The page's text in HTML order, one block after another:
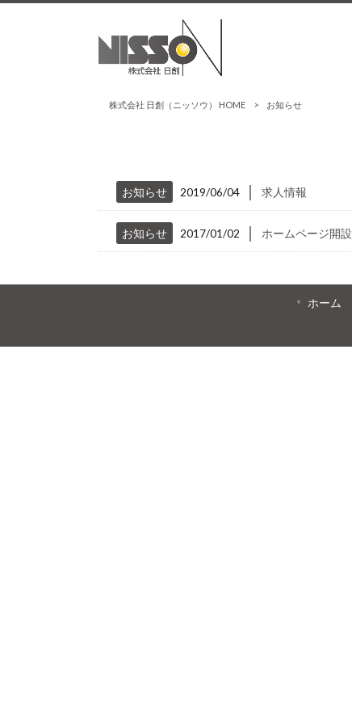
株式会社 日創（ニッソウ） HOME > お知らせ
お知らせ 2019/06/04 求人情報
お知らせ 2017/01/02 ホームページ開設
ホーム